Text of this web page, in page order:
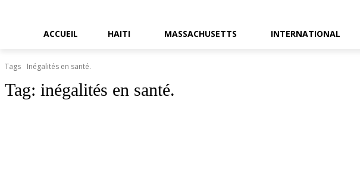
ACCUEIL HAITI MASSACHUSETTS INTERNATIONAL
Tags Inégalités en santé.
Tag: inégalités en santé.